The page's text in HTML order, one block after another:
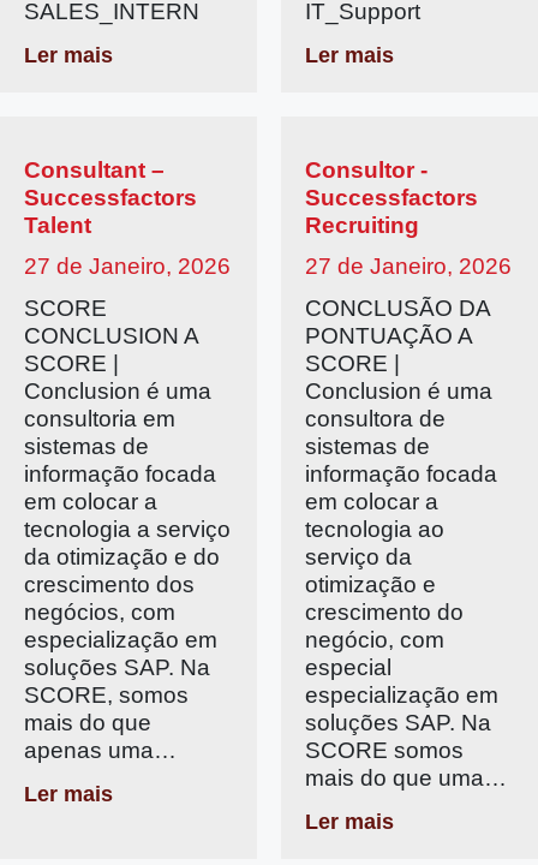
SALES_INTERN
Ler mais
IT_Support
Ler mais
Consultant –
Successfactors
Talent
27 de Janeiro, 2026
SCORE
CONCLUSION A
SCORE |
Conclusion é uma
consultoria em
sistemas de
informação focada
em colocar a
tecnologia a serviço
da otimização e do
crescimento dos
negócios, com
especialização em
soluções SAP. Na
SCORE, somos
mais do que
apenas uma…
Ler mais
Consultor -
Successfactors
Recruiting
27 de Janeiro, 2026
CONCLUSÃO DA
PONTUAÇÃO A
SCORE |
Conclusion é uma
consultora de
sistemas de
informação focada
em colocar a
tecnologia ao
serviço da
otimização e
crescimento do
negócio, com
especial
especialização em
soluções SAP. Na
SCORE somos
mais do que uma…
Ler mais